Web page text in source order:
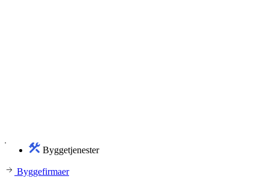
Byggetjenester
Byggefirmaer